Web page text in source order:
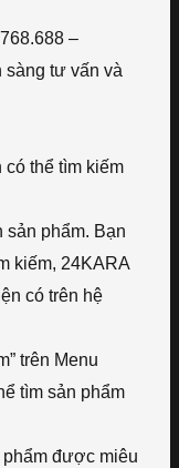
–
sàng tư vấn và
có thể tìm kiếm
sản phẩm. Bạn
kiếm, 24KARA
có trên hệ
trên Menu
tìm sản phẩm
phẩm được miêu